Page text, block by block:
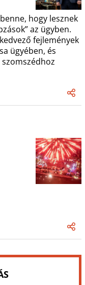
hogy lesznek
az ügyben.
fejlemények
ügyében, és